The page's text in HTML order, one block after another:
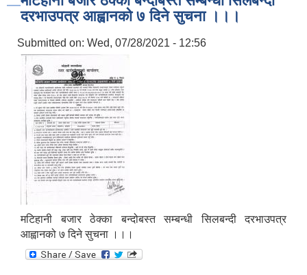
दरभाउपत्र आह्वानको ७ दिने सुचना ।।।
Submitted on: Wed, 07/28/2021 - 12:56
मटिहानी बजार ठेक्का बन्दोबस्त सम्बन्धी सिलबन्दी दरभाउपत्र
आह्वानको ७ दिने सुचना ।।।